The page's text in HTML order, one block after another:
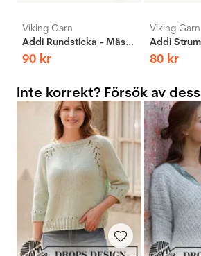
Viking Garn
Addi Rundsticka - Mässing
90 kr
Viking Garn
80 kr
Inte korrekt? Försök av